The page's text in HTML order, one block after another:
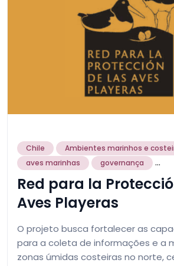
Chile Ambientes marinhos e
aves marinhas governança ...
Red para la
Aves Playeras
O projeto busca fortalecer as
para a coleta de informações e a
zonas úmidas costeiras no norte,